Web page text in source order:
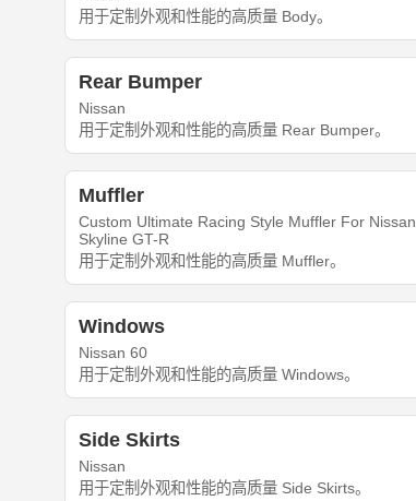
用于定制外观和性能的高质量 Body。
Rear Bumper
Nissan
用于定制外观和性能的高质量 Rear Bumper。
Muffler
Custom Ultimate Racing Style Muffler For Nissan
Skyline GT-R
用于定制外观和性能的高质量 Muffler。
Windows
Nissan 60
用于定制外观和性能的高质量 Windows。
Side Skirts
Nissan
用于定制外观和性能的高质量 Side Skirts。